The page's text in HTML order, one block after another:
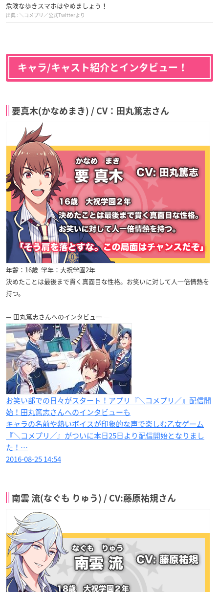
危険な歩きスマホはやめましょう！
＼コメプリ／公式Twitterより
キャラ/キャスト紹介とインタビュー！
要真木(かなめまき) / CV：田丸篤志さん
年齢：16歳 学年：大祝学園2年
決めたことは最後まで貫く真面目な性格。お笑いに対して人一倍情熱を
持つ。
— 田丸篤志さんへのインタビュー —
お笑い部での日々がスタート！アプリ『＼コメプリ／』配信開
始！田丸篤志さん​へのインタビューも
キャラの名前や熱いボイスが印象的な声で楽しむ乙女ゲーム
『＼コメプリ／』がついに本日25日より配信開始となりまし
た！…
2016-08-25 14:54
南雲 流(なぐも りゅう) / CV:藤原祐規さん